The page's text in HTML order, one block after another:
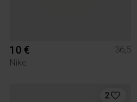
10 €
36,5
Nike
2